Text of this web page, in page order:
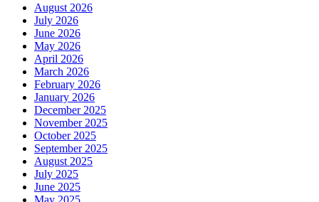
August 2026
July 2026
June 2026
May 2026
April 2026
March 2026
February 2026
January 2026
December 2025
November 2025
October 2025
September 2025
August 2025
July 2025
June 2025
May 2025